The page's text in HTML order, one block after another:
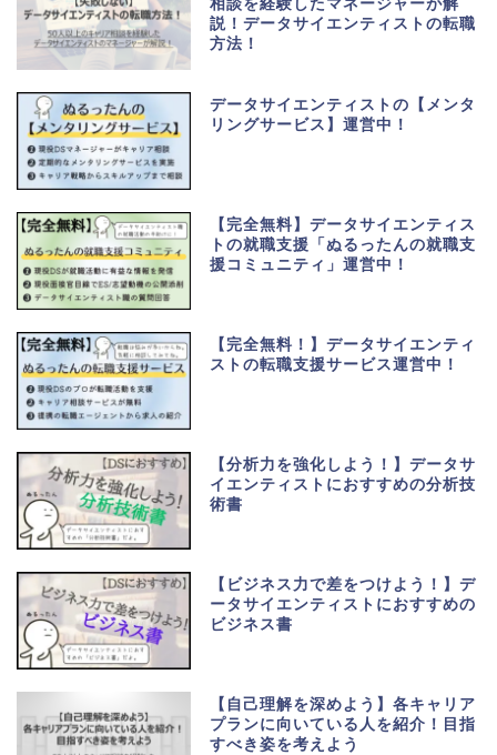
相談を経験したマネージャーが解
説！データサイエンティストの転職
方法！
データサイエンティストの【メンタ
リングサービス】運営中！
【完全無料】データサイエンティス
トの就職支援「ぬるったんの就職支
援コミュニティ」運営中！
【完全無料！】データサイエンティ
ストの転職支援サービス運営中！
【分析力を強化しよう！】データサ
イエンティストにおすすめの分析技
術書
【ビジネス力で差をつけよう！】デ
ータサイエンティストにおすすめの
ビジネス書
【自己理解を深めよう】各キャリア
プランに向いている人を紹介！目指
すべき姿を考えよう